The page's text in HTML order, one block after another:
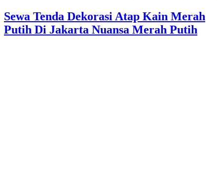
Sewa Tenda Dekorasi Atap Kain Merah
Putih Di Jakarta Nuansa Merah Putih